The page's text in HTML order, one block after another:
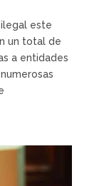
este
un total de
a entidades